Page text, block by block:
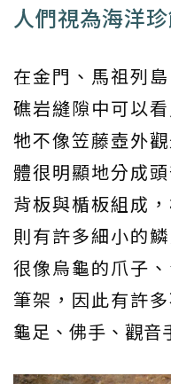
人們視為海洋
在金門、馬祖列
礁岩縫隙中可以
牠不像笠藤壺外
體很明顯地分成
背板與楯板組成
則有許多細小的
很像烏龜的爪子
筆架，因此有許
龜足、佛手、觀音